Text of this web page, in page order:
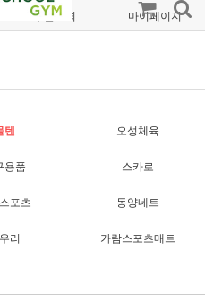
주문조회 마이페이지
텐 오성체육
용품 스카로
포츠 동양네트
리 가람스포츠매트